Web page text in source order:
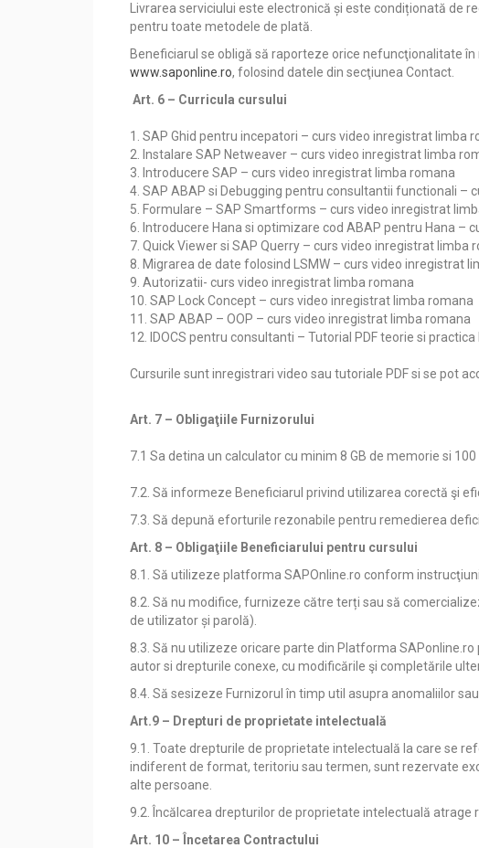
Livrarea serviciului este electronică și este condiționată de
pentru toate metodele de plată.
Beneficiarul se obligă să raporteze orice nefuncţionalitate
www.saponline.ro, folosind datele din secţiunea Contact.
Art. 6 – Curricula cursului
1. SAP Ghid pentru incepatori – curs video inregistrat limba
2. Instalare SAP Netweaver – curs video inregistrat limba
3. Introducere SAP – curs video inregistrat limba romana
4. SAP ABAP si Debugging pentru consultantii functionali –
5. Formulare – SAP Smartforms – curs video inregistrat
6. Introducere Hana si optimizare cod ABAP pentru Hana –
7. Quick Viewer si SAP Querry – curs video inregistrat limba
8. Migrarea de date folosind LSMW – curs video inregistrat
9. Autorizatii- curs video inregistrat limba romana
10. SAP Lock Concept – curs video inregistrat limba romana
11. SAP ABAP – OOP – curs video inregistrat limba romana
12. IDOCS pentru consultanti – Tutorial PDF teorie si
Cursurile sunt inregistrari video sau tutoriale PDF si se pot
Art. 7 – Obligaţiile Furnizorului
7.1 Sa detina un calculator cu minim 8 GB de memorie si
7.2. Să informeze Beneficiarul privind utilizarea corectă şi
7.3. Să depună eforturile rezonabile pentru remedierea
Art. 8 – Obligaţiile Beneficiarului pentru cursului
8.1. Să utilizeze platforma SAPOnline.ro conform
8.2. Să nu modifice, furnizeze către terți sau să
de utilizator și parolă).
8.3. Să nu utilizeze oricare parte din Platforma
autor si drepturile conexe, cu modificările şi completările
8.4. Să sesizeze Furnizorul în timp util asupra anomaliilor
Art.9 – Drepturi de proprietate intelectuală
9.1. Toate drepturile de proprietate intelectuală la care se
indiferent de format, teritoriu sau termen, sunt rezervate
alte persoane.
9.2. Încălcarea drepturilor de proprietate intelectuală atrage
Art. 10 – Încetarea Contractului